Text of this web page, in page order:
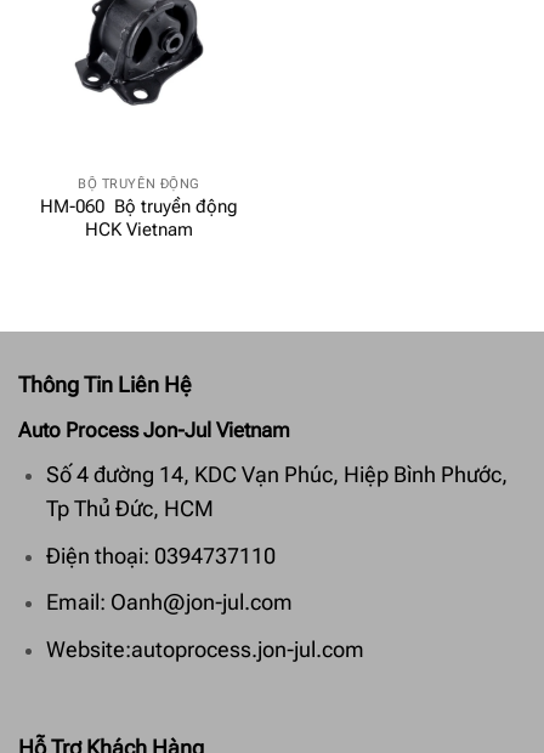
BỘ TRUYỀN ĐỘNG
HM-060 Bộ truyền động
HCK Vietnam
Thông Tin Liên Hệ
Auto Process Jon-Jul Vietnam
Số 4 đường 14, KDC Vạn Phúc, Hiệp Bình Phước,
Tp Thủ Đức, HCM
Điện thoại: 0394737110
Email: Oanh@jon-jul.com
Website:autoprocess.jon-jul.com